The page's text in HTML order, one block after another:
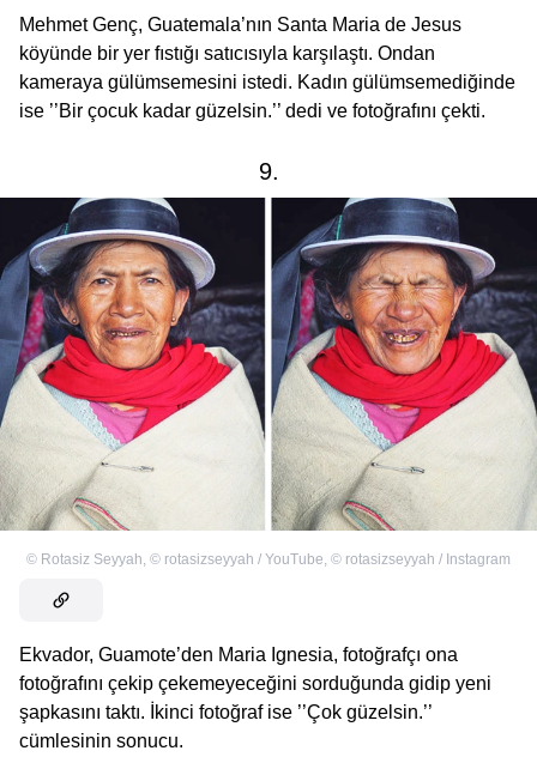
Mehmet Genç, Guatemala’nın Santa Maria de Jesus
köyünde bir yer fıstığı satıcısıyla karşılaştı. Ondan
kameraya gülümsemesini istedi. Kadın gülümsemediğinde
ise ’’Bir çocuk kadar güzelsin.’’ dedi ve fotoğrafını çekti.
9.
© Rotasiz Seyyah, © rotasizseyyah / YouTube, © rotasizseyyah / Instagram
Ekvador, Guamote’den Maria Ignesia, fotoğrafçı ona
fotoğrafını çekip çekemeyeceğini sorduğunda gidip yeni
şapkasını taktı. İkinci fotoğraf ise ’’Çok güzelsin.’’
cümlesinin sonucu.